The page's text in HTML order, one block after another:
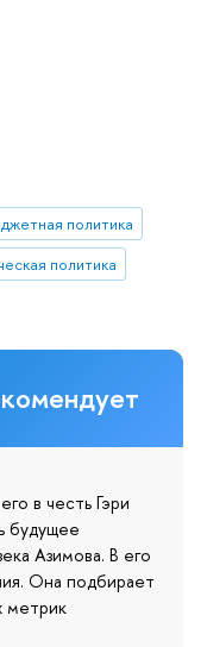
политика
политика
в честь Гэри
будущее
Азимова. В его
Она подбирает
метрик